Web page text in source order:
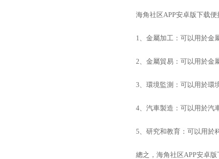
海角社区APP安卓版下载便
1、金屬加工：可以用於金屬
2、金屬貿易：可以用於金屬
3、環境監測：可以用於環境
4、汽車製造：可以用於汽車
5、研究和教育：可以用於科
總之，海角社区APP安卓版